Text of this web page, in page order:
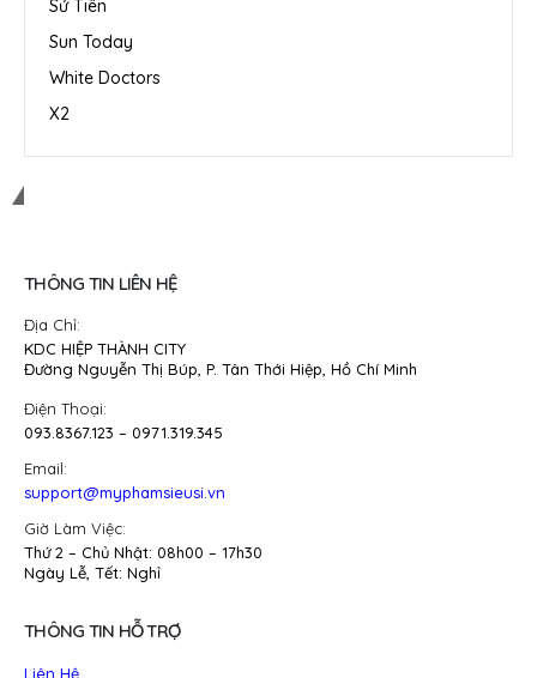
Sứ Tiên
Sun Today
White Doctors
X2
THÔNG TIN LIÊN HỆ
Địa Chỉ:
KDC HIỆP THÀNH CITY
Đường Nguyễn Thị Búp, P. Tân Thới Hiệp, Hồ Chí Minh
Điện Thoại:
093.8367.123 – 0971.319.345
Email:
support@myphamsieusi.vn
Giờ Làm Việc:
Thứ 2 – Chủ Nhật: 08h00 – 17h30
Ngày Lễ, Tết: Nghỉ
THÔNG TIN HỖ TRỢ
Liên Hệ